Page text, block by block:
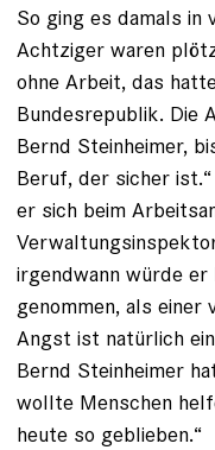
So ging es damals in
Achtziger waren
ohne Arbeit, das
Bundesrepublik. Die
Bernd Steinheimer,
Beruf, der sicher
er sich beim
irgendwann würde
genommen, als einer
Angst ist natürlich
Bernd Steinheimer
wollte Menschen
heute so geblieben.“